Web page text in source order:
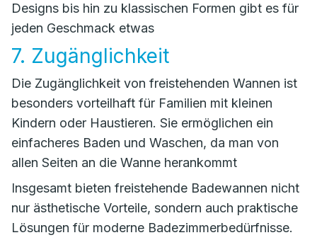
Designs bis hin zu klassischen Formen gibt es für
jeden Geschmack etwas
7. Zugänglichkeit
Die Zugänglichkeit von freistehenden Wannen ist
besonders vorteilhaft für Familien mit kleinen
Kindern oder Haustieren. Sie ermöglichen ein
einfacheres Baden und Waschen, da man von
allen Seiten an die Wanne herankommt
Insgesamt bieten freistehende Badewannen nicht
nur ästhetische Vorteile, sondern auch praktische
Lösungen für moderne Badezimmerbedürfnisse.